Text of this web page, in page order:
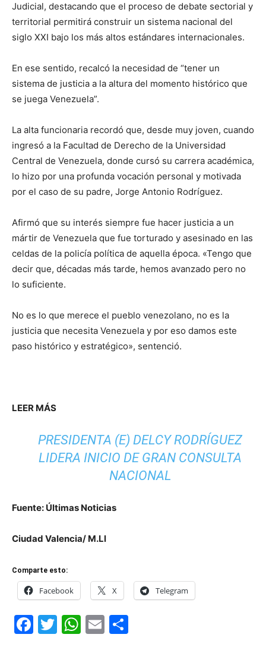
Judicial, destacando que el proceso de debate sectorial y
territorial permitirá construir un sistema nacional del
siglo XXI bajo los más altos estándares internacionales.
En ese sentido, recalcó la necesidad de “tener un
sistema de justicia a la altura del momento histórico que
se juega Venezuela”.
La alta funcionaria recordó que, desde muy joven, cuando
ingresó a la Facultad de Derecho de la Universidad
Central de Venezuela, donde cursó su carrera académica,
lo hizo por una profunda vocación personal y motivada
por el caso de su padre, Jorge Antonio Rodríguez.
Afirmó que su interés siempre fue hacer justicia a un
mártir de Venezuela que fue torturado y asesinado en las
celdas de la policía política de aquella época. «Tengo que
decir que, décadas más tarde, hemos avanzado pero no
lo suficiente.
No es lo que merece el pueblo venezolano, no es la
justicia que necesita Venezuela y por eso damos este
paso histórico y estratégico», sentenció.
LEER MÁS
PRESIDENTA (E) DELCY RODRÍGUEZ
LIDERA INICIO DE GRAN CONSULTA
NACIONAL
Fuente: Últimas Noticias
Ciudad Valencia/ M.Ll
Comparte esto:
Facebook X Telegram
Facebook
Twitter
WhatsApp
Email